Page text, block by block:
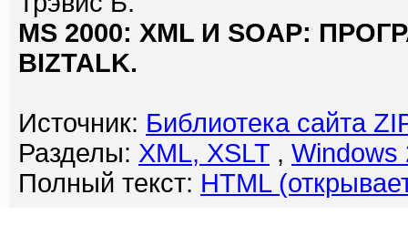
MS 2000: XML И SOAP:
BIZTALK.
Источник: Библиотека сайта
Разделы: XML, XSLT , Windows
Полный текст: HTML